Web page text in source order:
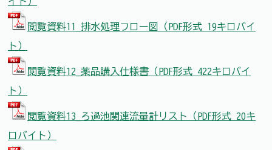
閲覧資料11_排水処理フロー図（PDF形式 19キロバイ
ト）
閲覧資料12_薬品購入仕様書（PDF形式 422キロバイ
ト）
閲覧資料13_ろ過池関連流量計リスト（PDF形式 20キ
ロバイト）